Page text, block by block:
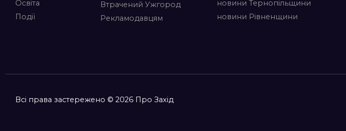
Освіта
Події
Втрачений Ужгород
Рекламодавцям
новини Тернопільщини
новини Рівненщини
Всі права застережено © 2026 Про Захід